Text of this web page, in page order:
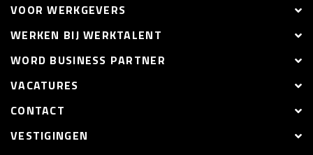
VOOR WERKGEVERS
WERKEN BIJ WERKTALENT
WORD BUSINESS PARTNER
VACATURES
CONTACT
VESTIGINGEN